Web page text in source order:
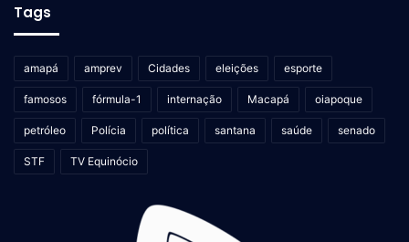
Tags
amapá amprev Cidades eleições esporte
famosos fórmula-1 internação Macapá oiapoque
petróleo Polícia política santana saúde senado
STF TV Equinócio